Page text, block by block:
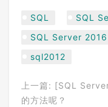
SQL SQL
SQL Server 2016
sql2012
上一篇: [SQL
的方法呢？